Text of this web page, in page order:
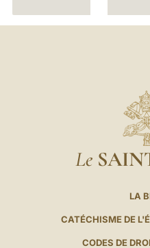
Le
LA
CATÉCHISME DE
CODES DE